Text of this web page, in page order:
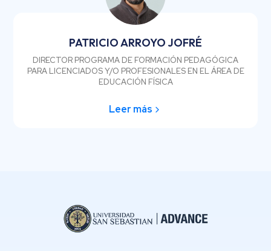
PATRICIO ARROYO JOFRÉ
DIRECTOR PROGRAMA DE FORMACIÓN PEDAGÓGICA
PARA LICENCIADOS Y/O PROFESIONALES EN EL ÁREA DE
EDUCACIÓN FÍSICA
Leer más